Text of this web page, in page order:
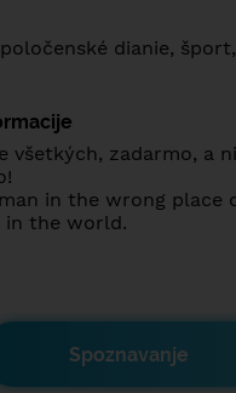
dianie,
všetkých, zadarmo, a
in the wrong place
in the world.
Spoznavanje